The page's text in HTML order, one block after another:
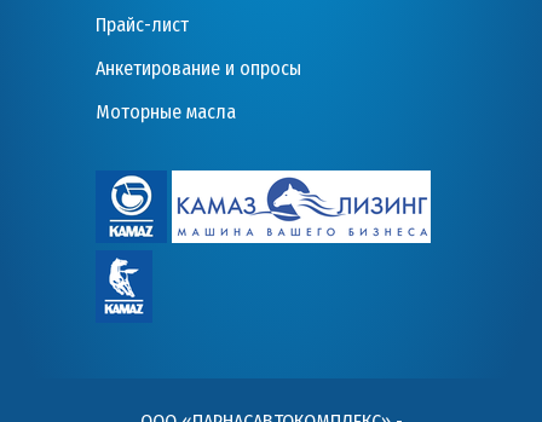
Прайс-лист
Анкетирование и опросы
Моторные масла